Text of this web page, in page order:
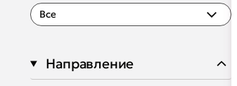
Все
Направление